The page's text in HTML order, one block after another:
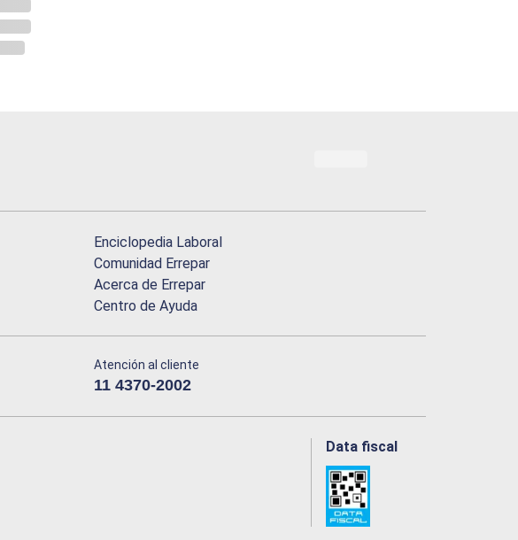
Enciclopedia Laboral
Comunidad Errepar
Acerca de Errepar
Centro de Ayuda
Atención al cliente
11 4370-2002
Data fiscal